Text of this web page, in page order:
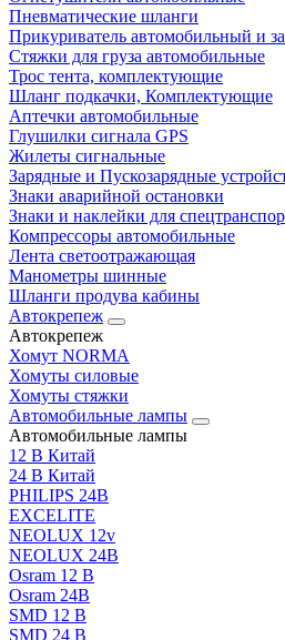
Пневматические шланги
Прикуриватель автомобильный и
Стяжки для груза автомобильные
Трос тента, комплектующие
Шланг подкачки, Комплектующие
Аптечки автомобильные
Глушилки сигнала GPS
Жилеты сигнальные
Зарядные и Пускозарядные
Знаки аварийной остановки
Знаки и наклейки для
Компрессоры автомобильные
Лента светоотражающая
Манометры шинные
Шланги продува кабины
Автокрепеж
Автокрепеж
Хомут NORMA
Хомуты силовые
Хомуты стяжки
Автомобильные лампы
Автомобильные лампы
12 В Китай
24 В Китай
PHILIPS 24В
EXCELITE
NEOLUX 12v
NEOLUX 24В
Osram 12 В
Osram 24В
SMD 12 В
SMD 24 В